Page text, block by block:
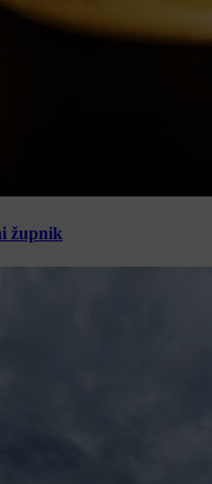
župnik